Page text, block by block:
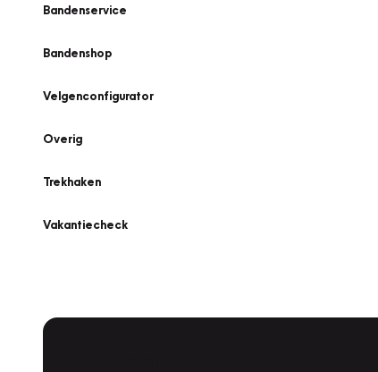
Bandenservice
Bandenshop
Velgenconfigurator
Overig
Trekhaken
Vakantiecheck